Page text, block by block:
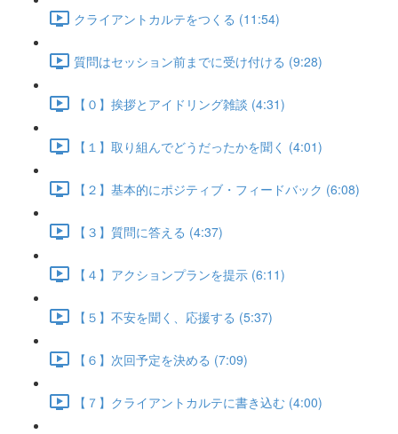
クライアントカルテをつくる (11:54)
質問はセッション前までに受け付ける (9:28)
【０】挨拶とアイドリング雑談 (4:31)
【１】取り組んでどうだったかを聞く (4:01)
【２】基本的にポジティブ・フィードバック (6:08)
【３】質問に答える (4:37)
【４】アクションプランを提示 (6:11)
【５】不安を聞く、応援する (5:37)
【６】次回予定を決める (7:09)
【７】クライアントカルテに書き込む (4:00)